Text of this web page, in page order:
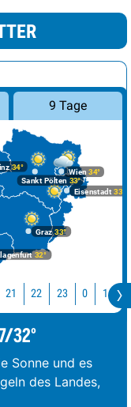
9 Tage
Graz33°
32°
34°
Wien 34°
Eisenstadt 33°
Sankt Pölten 33°
21 22 23 0 1
32°
Sonne und es
des Landes,